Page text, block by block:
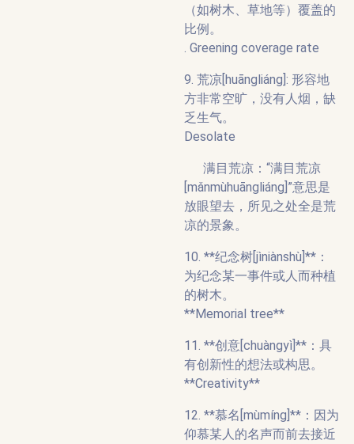
（如树木、草地等）覆盖的
比例。
. Greening coverage rate
9. 荒凉[huāngliáng]: 形容地
方非常空旷，没有人烟，缺
乏生气。
Desolate
满目荒凉：“满目荒凉
[mǎnmùhuāngliáng]”意思是
放眼望去，所见之处全是荒
凉的景象。
10. **纪念树[jìniànshù]**：
为纪念某一事件或人而种植
的树木。
**Memorial tree**
11. **创意[chuàngyì]**：具
有创新性的想法或构思。
**Creativity**
12. **慕名[mùmíng]**：因为
仰慕某人的名声而前去接近